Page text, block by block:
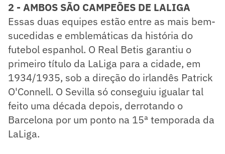
2 - AMBOS SÃO CAMPEÕES DE LALIGA
Essas duas equipes estão entre as mais bem-
sucedidas e emblemáticas da história do
futebol espanhol. O Real Betis garantiu o
primeiro título da LaLiga para a cidade, em
1934/1935, sob a direção do irlandês Patrick
O'Connell. O Sevilla só conseguiu igualar tal
feito uma década depois, derrotando o
Barcelona por um ponto na 15ª temporada da
LaLiga.